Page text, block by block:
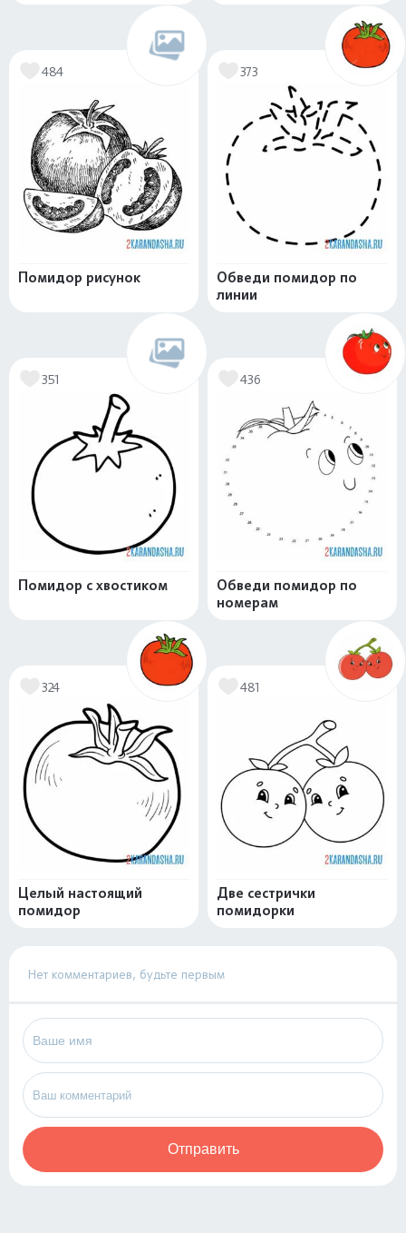
484
Помидор рисунок
373
Обведи помидор по
линии
351
Помидор с хвостиком
436
Обведи помидор по
номерам
324
Целый настоящий
помидор
481
Две сестрички
помидорки
Нет комментариев, будьте первым
Отправить